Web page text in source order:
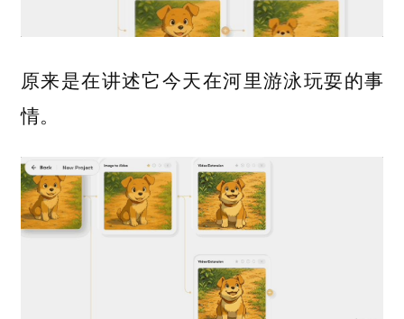
原来是在讲述它今天在河里游泳玩耍的事
情。